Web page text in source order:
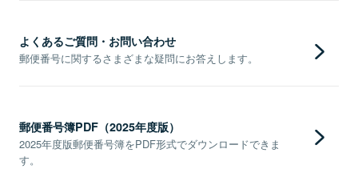
よくあるご質問・お問い合わせ
郵便番号に関するさまざまな疑問にお答えします。
郵便番号簿PDF（2025年度版）
2025年度版郵便番号簿をPDF形式でダウンロードできま
す。